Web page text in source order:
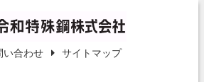
い合わせ サイトマップ